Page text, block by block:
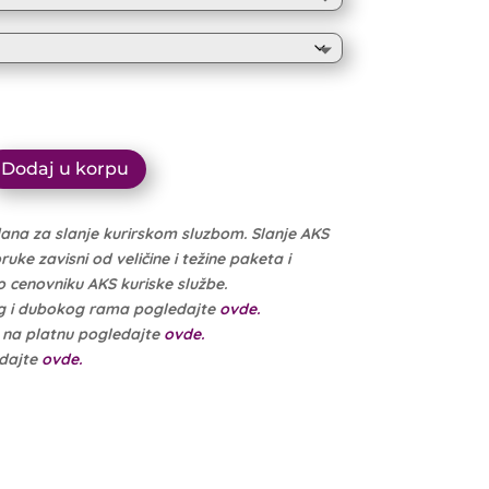
10.999 рсд
through
10.449 рсд
Dodaj u korpu
za slanje kurirskom sluzbom. Slanje AKS
zavisni od veličine i težine paketa i
AKS kuriske službe.
i dubokog rama pogledajte ovde.
na platnu pogledajte ovde.
ovde.